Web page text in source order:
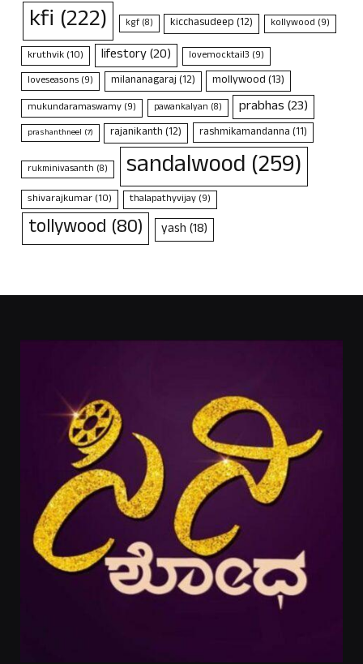
kfi (222) kgf(8) kicchasudeep(12) kollywood (9)
kruthvik(10) lifestory(20) lovemocktail3 (9)
loveseasons (9) milananagaraj(12) mollywood(13)
mukundaramaswamy (9) pawankalyan (8) prabhas(23)
prashanthneel (7) rajanikanth(12) rashmikamandanna(11)
rukminivasanth (8) sandalwood (259)
shivarajkumar(10) thalapathyvijay(9)
tollywood (80) yash(18)